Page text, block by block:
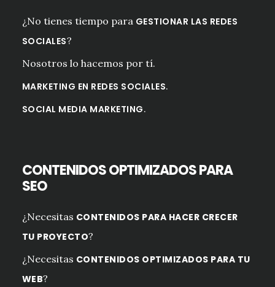
¿No tienes tiempo para GESTIONAR LAS REDES
SOCIALES?
Nosotros lo hacemos por tí.
MARKETING EN REDES SOCIALES.
SOCIAL MEDIA MARKETING.
CONTENIDOS OPTIMIZADOS PARA
SEO
¿Necesitas CONTENIDOS PARA HACER CRECER
TU PROYECTO?
¿Necesitas CONTENIDOS OPTIMIZADOS PARA TU
WEB?